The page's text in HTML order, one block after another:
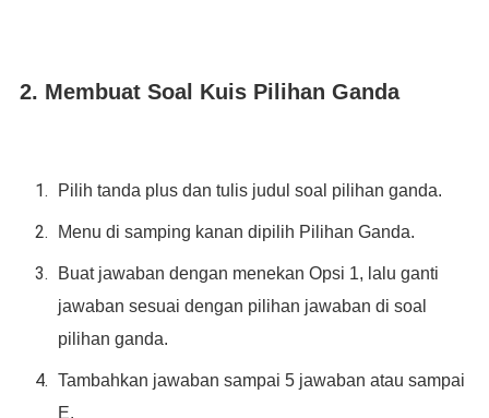
2. Membuat Soal Kuis Pilihan Ganda
Pilih tanda plus dan tulis judul soal pilihan ganda.
Menu di samping kanan dipilih Pilihan Ganda.
Buat jawaban dengan menekan Opsi 1, lalu ganti
jawaban sesuai dengan pilihan jawaban di soal
pilihan ganda.
Tambahkan jawaban sampai 5 jawaban atau sampai
E.